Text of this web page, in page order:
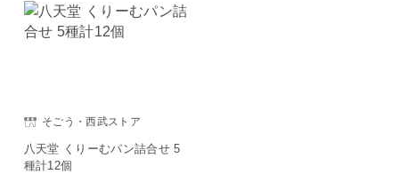
そごう・西武ストア
八天堂 くりーむパン詰合せ 5
種計12個